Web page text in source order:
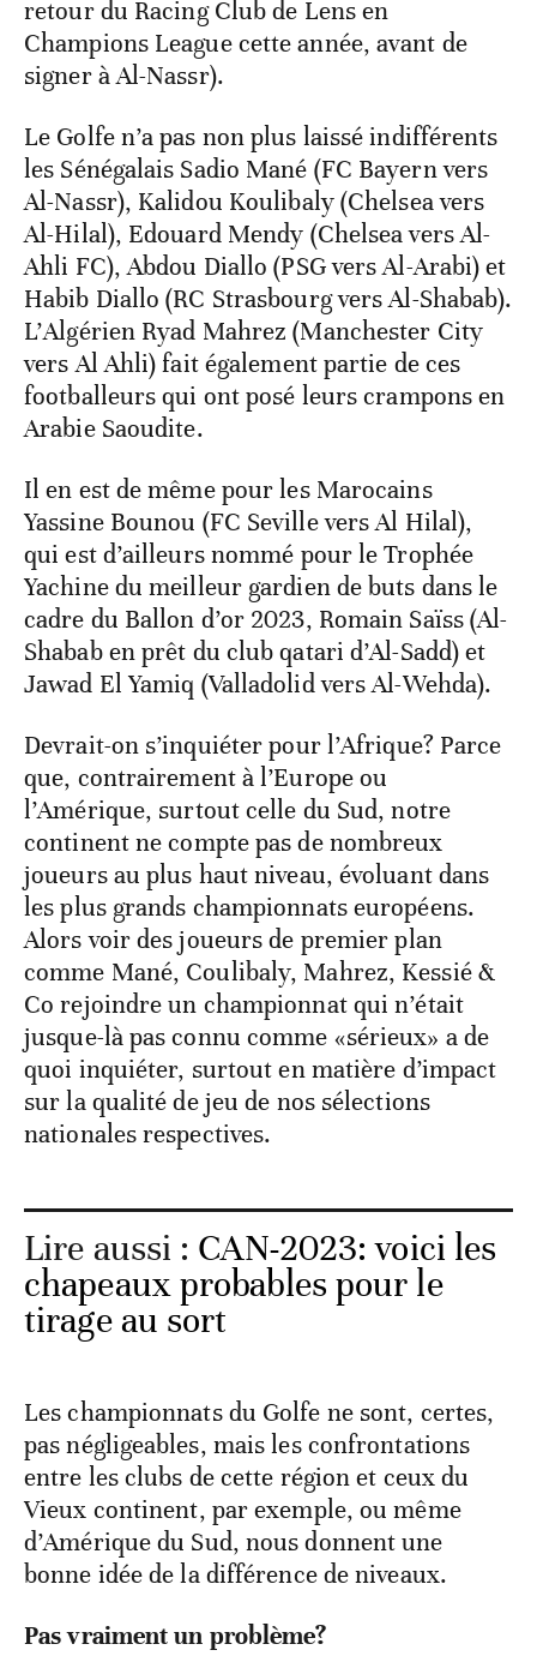
retour du Racing Club de Lens en
Champions League cette année, avant de
signer à Al-Nassr).
Le Golfe n’a pas non plus laissé indifférents
les Sénégalais Sadio Mané (FC Bayern vers
Al-Nassr), Kalidou Koulibaly (Chelsea vers
Al-Hilal), Edouard Mendy (Chelsea vers Al-
Ahli FC), Abdou Diallo (PSG vers Al-Arabi) et
Habib Diallo (RC Strasbourg vers Al-Shabab).
L’Algérien Ryad Mahrez (Manchester City
vers Al Ahli) fait également partie de ces
footballeurs qui ont posé leurs crampons en
Arabie Saoudite.
Il en est de même pour les Marocains
Yassine Bounou (FC Seville vers Al Hilal),
qui est d’ailleurs nommé pour le Trophée
Yachine du meilleur gardien de buts dans le
cadre du Ballon d’or 2023, Romain Saïss (Al-
Shabab en prêt du club qatari d’Al-Sadd) et
Jawad El Yamiq (Valladolid vers Al-Wehda).
Devrait-on s’inquiéter pour l’Afrique? Parce
que, contrairement à l’Europe ou
l’Amérique, surtout celle du Sud, notre
continent ne compte pas de nombreux
joueurs au plus haut niveau, évoluant dans
les plus grands championnats européens.
Alors voir des joueurs de premier plan
comme Mané, Coulibaly, Mahrez, Kessié &
Co rejoindre un championnat qui n’était
jusque-là pas connu comme «sérieux» a de
quoi inquiéter, surtout en matière d’impact
sur la qualité de jeu de nos sélections
nationales respectives.
Lire aussi : CAN-2023: voici les
chapeaux probables pour le
tirage au sort
Les championnats du Golfe ne sont, certes,
pas négligeables, mais les confrontations
entre les clubs de cette région et ceux du
Vieux continent, par exemple, ou même
d’Amérique du Sud, nous donnent une
bonne idée de la différence de niveaux.
Pas vraiment un problème?